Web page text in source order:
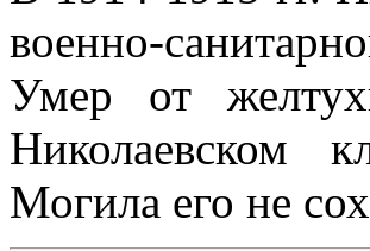
военно-
Умер от
Николаевском
Могила его не